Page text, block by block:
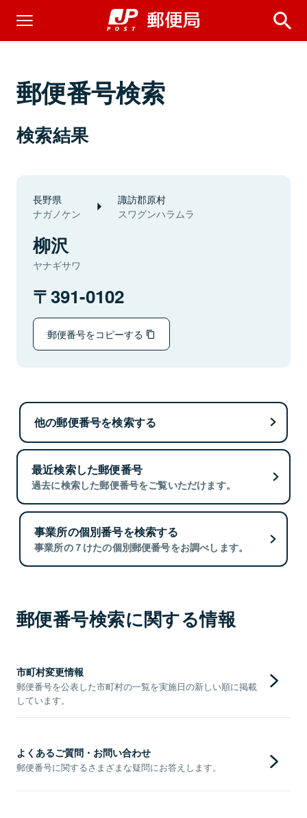
郵便番号検索
検索結果
長野県
ナガノケン
諏訪郡原村
スワグンハラムラ
柳沢
ヤナギサワ
391-0102
郵便番号をコピーする
他の郵便番号を検索する
最近検索した郵便番号
過去に検索した郵便番号をご覧いただけます。
事業所の個別番号を検索する
事業所の７けたの個別郵便番号をお調べします。
郵便番号検索に関する情報
市町村変更情報
郵便番号を公表した市町村の一覧を実施日の新しい順に掲載
しています。
よくあるご質問・お問い合わせ
郵便番号に関するさまざまな疑問にお答えします。